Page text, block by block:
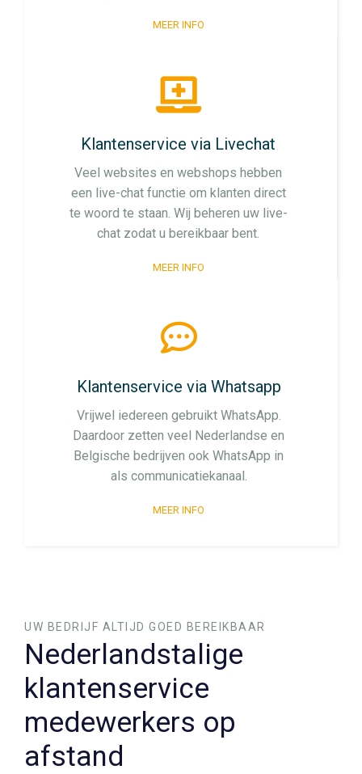
MEER INFO
Klantenservice via Livechat
Veel websites en webshops hebben
een live-chat functie om klanten direct
te woord te staan. Wij beheren uw live-
chat zodat u bereikbaar bent.
MEER INFO
Klantenservice via Whatsapp
Vrijwel iedereen gebruikt WhatsApp.
Daardoor zetten veel Nederlandse en
Belgische bedrijven ook WhatsApp in
als communicatiekanaal.
MEER INFO
UW BEDRIJF ALTIJD GOED BEREIKBAAR
Nederlandstalige
klantenservice
medewerkers op
afstand